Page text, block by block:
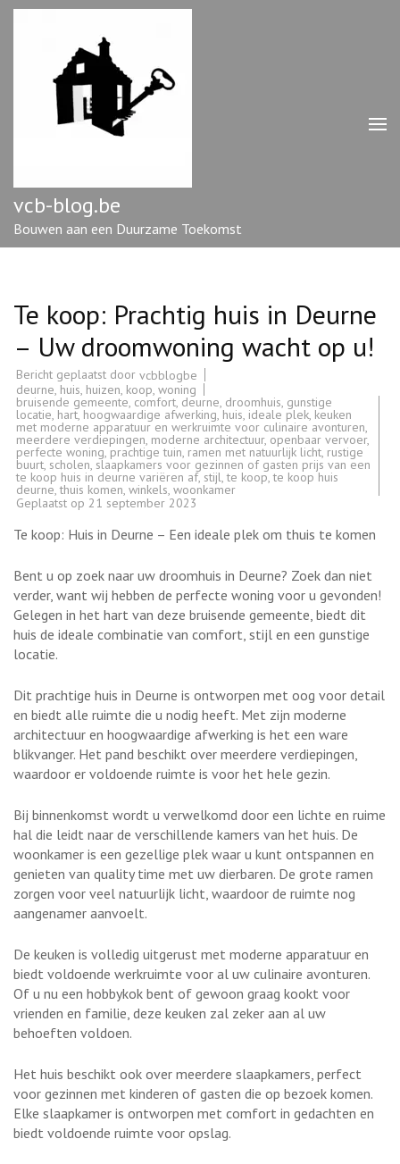
Ga
vcb-blog.be
Bouwen aan een Duurzame Toekomst
Te koop: Prachtig huis in Deurne
– Uw droomwoning wacht op u!
Bericht geplaatst door vcbblogbe
deurne, huis, huizen, koop, woning
bruisende gemeente, comfort, deurne, droomhuis, gunstige
locatie, hart, hoogwaardige afwerking, huis, ideale plek, keuken
met moderne apparatuur en werkruimte voor culinaire avonturen,
meerdere verdiepingen, moderne architectuur, openbaar vervoer,
perfecte woning, prachtige tuin, ramen met natuurlijk licht, rustige
buurt, scholen, slaapkamers voor gezinnen of gasten prijs van een
te koop huis in deurne variëren af, stijl,te koop,te koop huis
deurne,thuis komen, winkels, woonkamer
Geplaatst op 21 september 2023
Te koop: Huis in Deurne – Een ideale plek om thuis te komen
Bent u op zoek naar uw droomhuis in Deurne? Zoek dan niet
verder, want wij hebben de perfecte woning voor u gevonden!
Gelegen in het hart van deze bruisende gemeente, biedt dit
huis de ideale combinatie van comfort, stijl en een gunstige
locatie.
Dit prachtige huis in Deurne is ontworpen met oog voor detail
en biedt alle ruimte die u nodig heeft. Met zijn moderne
architectuur en hoogwaardige afwerking is het een ware
blikvanger. Het pand beschikt over meerdere verdiepingen,
waardoor er voldoende ruimte is voor het hele gezin.
Bij binnenkomst wordt u verwelkomd door een lichte en ruime
hal die leidt naar de verschillende kamers van het huis. De
woonkamer is een gezellige plek waar u kunt ontspannen en
genieten van quality time met uw dierbaren. De grote ramen
zorgen voor veel natuurlijk licht, waardoor de ruimte nog
aangenamer aanvoelt.
De keuken is volledig uitgerust met moderne apparatuur en
biedt voldoende werkruimte voor al uw culinaire avonturen.
Of u nu een hobbykok bent of gewoon graag kookt voor
vrienden en familie, deze keuken zal zeker aan al uw
behoeften voldoen.
Het huis beschikt ook over meerdere slaapkamers, perfect
voor gezinnen met kinderen of gasten die op bezoek komen.
Elke slaapkamer is ontworpen met comfort in gedachten en
biedt voldoende ruimte voor opslag.